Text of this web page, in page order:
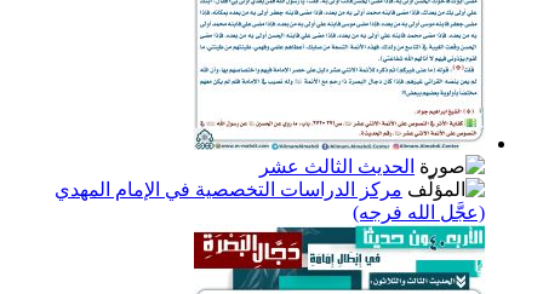
الحديث الثالث عشر
مركز الدراسات التخصصية في الإمام المهدي
(عجَّل الله فرجه)